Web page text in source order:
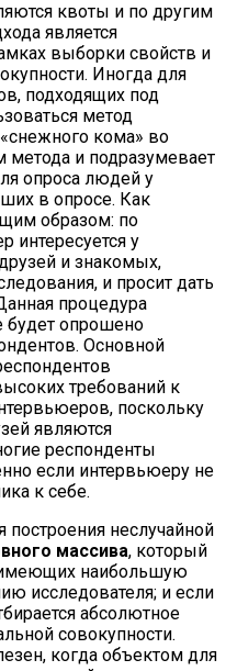
квоты и по другим
является
выборки свойств и
Иногда для
подходящих под
метод
кома» во
метода и подразумевает
опроса людей у
в опросе. Как
образом: по
интересуется у
и знакомых,
и просит дать
процедура
будет опрошено
Основной
требований к
поскольку
являются
респонденты
если интервьюеру не
к себе.
неслучайной
массива, который
имеющих наибольшую
исследователя; и если
абсолютное
совокупности.
когда объектом для